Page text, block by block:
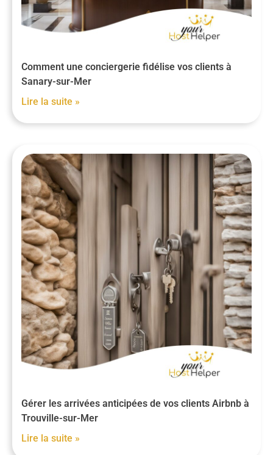
Comment une conciergerie fidélise vos clients à
Sanary-sur-Mer
Lire la suite »
Gérer les arrivées anticipées de vos clients Airbnb à
Trouville-sur-Mer
Lire la suite »